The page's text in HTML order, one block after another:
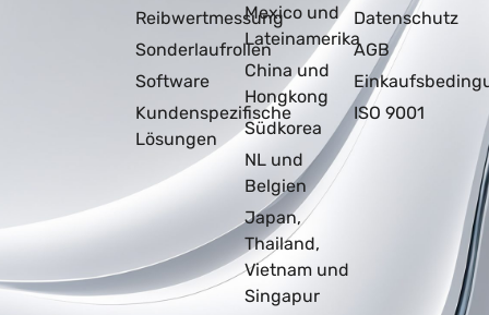
Reibwertmessung
Sonderlaufrollen
Software
Kundenspezifische
Lösungen
Mexico und
Lateinamerika
China und
Hongkong
Südkorea
NL und
Belgien
Japan,
Thailand,
Vietnam und
Singapur
Datenschutz
AGB
ISO 9001